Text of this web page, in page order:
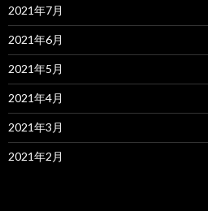
2021年7月
2021年6月
2021年5月
2021年4月
2021年3月
2021年2月